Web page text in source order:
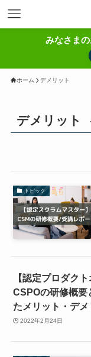
みなさまの
ホーム デメリット
デメリット
トピック
【認定プロダクト
CSPOの研修概要
たメリット・デメ
2022年2月24日